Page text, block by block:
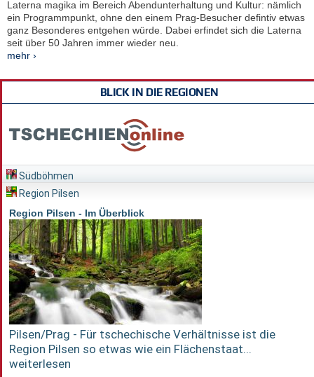
Laterna magika im Bereich Abendunterhaltung und Kultur: nämlich
ein Programmpunkt, ohne den einem Prag-Besucher defintiv etwas
ganz Besonderes entgehen würde. Dabei erfindet sich die Laterna
seit über 50 Jahren immer wieder neu.
mehr ›
BLICK IN DIE REGIONEN
Südböhmen
Region Pilsen
Region Pilsen - Im Überblick
Pilsen/Prag - Für tschechische Verhältnisse ist die
Region Pilsen so etwas wie ein Flächenstaat...
weiterlesen